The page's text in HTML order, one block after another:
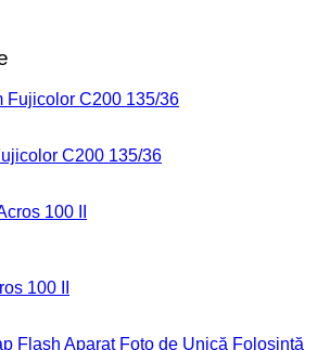
C200 135/36
100 II